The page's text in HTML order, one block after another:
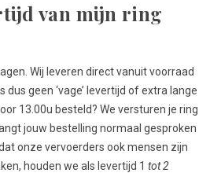
van mijn ring
Wij leveren direct vanuit voorraad
dus geen ‘vage’ levertijd of extra lange
13.00u besteld? We versturen je ring
jouw bestelling normaal gesproken
onze vervoerders ook mensen zijn
houden we als levertijd 1 tot 2